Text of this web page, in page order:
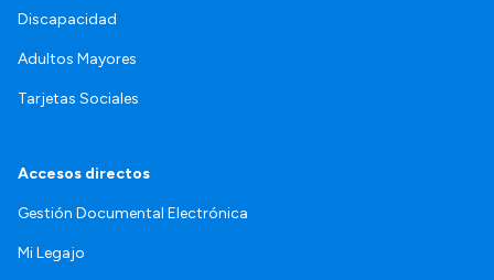
Discapacidad
Adultos Mayores
Tarjetas Sociales
Accesos directos
Gestión Documental Electrónica
Mi Legajo